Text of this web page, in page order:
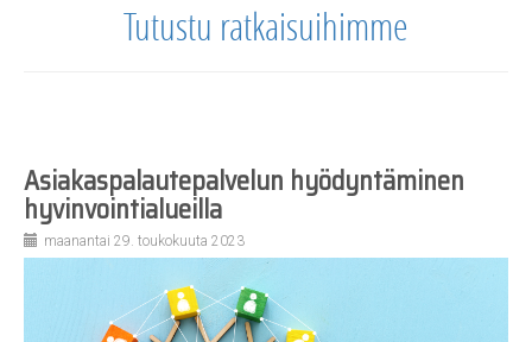
Tutustu ratkaisuihimme
Asiakaspalautepalvelun hyödyntäminen
hyvinvointialueilla
maanantai 29. toukokuuta 2023